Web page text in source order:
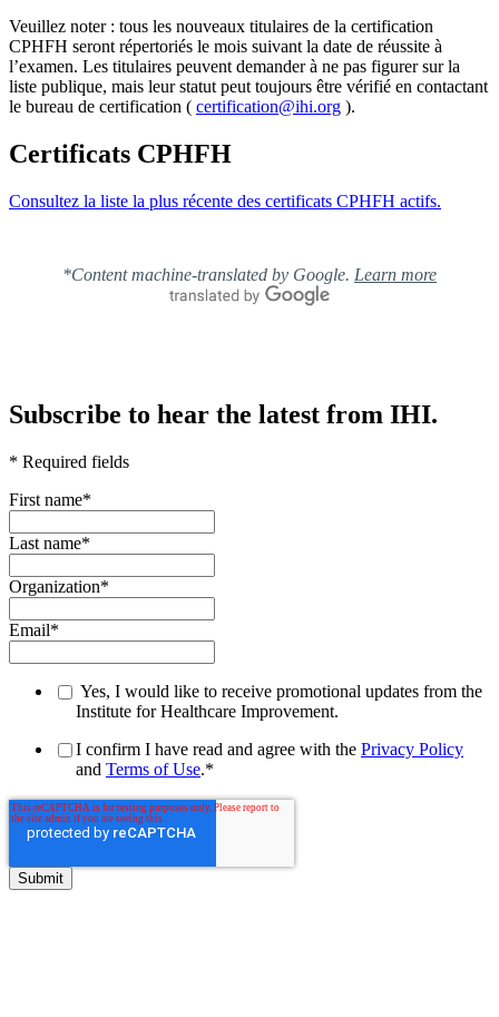
Veuillez noter : tous les nouveaux titulaires de la certification
CPHFH seront répertoriés le mois suivant la date de réussite à
l’examen. Les titulaires peuvent demander à ne pas figurer sur la
liste publique, mais leur statut peut toujours être vérifié en contactant
le bureau de certification ( certification@ihi.org ).
Certificats CPHFH
Consultez la liste la plus récente des certificats CPHFH actifs.
*Content machine-translated by Google. Learn more
Subscribe to hear the latest from IHI.
* Required fields
First name*
Last name*
Organization*
Email*
Yes, I would like to receive promotional updates from the
Institute for Healthcare Improvement.
I confirm I have read and agree with the Privacy Policy
and Terms of Use.*